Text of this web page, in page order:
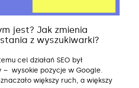
jest? Jak zmienia
z wyszukiwarki?
cel działań SEO był
– wysokie pozycje w Google.
większy ruch, a większy